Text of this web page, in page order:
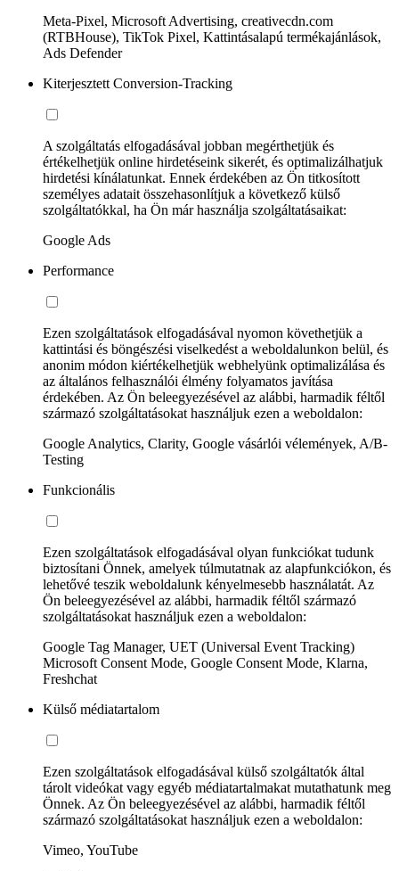
Meta-Pixel, Microsoft Advertising, creativecdn.com
(RTBHouse), TikTok Pixel, Kattintásalapú termékajánlások,
Ads Defender
Kiterjesztett Conversion-Tracking
A szolgáltatás elfogadásával jobban megérthetjük és
értékelhetjük online hirdetéseink sikerét, és optimalizálhatjuk
hirdetési kínálatunkat. Ennek érdekében az Ön titkosított
személyes adatait összehasonlítjuk a következő külső
szolgáltatókkal, ha Ön már használja szolgáltatásaikat:
Google Ads
Performance
Ezen szolgáltatások elfogadásával nyomon követhetjük a
kattintási és böngészési viselkedést a weboldalunkon belül, és
anonim módon kiértékelhetjük webhelyünk optimalizálása és
az általános felhasználói élmény folyamatos javítása
érdekében. Az Ön beleegyezésével az alábbi, harmadik féltől
származó szolgáltatásokat használjuk ezen a weboldalon:
Google Analytics, Clarity, Google vásárlói vélemények, A/B-
Testing
Funkcionális
Ezen szolgáltatások elfogadásával olyan funkciókat tudunk
biztosítani Önnek, amelyek túlmutatnak az alapfunkciókon, és
lehetővé teszik weboldalunk kényelmesebb használatát. Az
Ön beleegyezésével az alábbi, harmadik féltől származó
szolgáltatásokat használjuk ezen a weboldalon:
Google Tag Manager, UET (Universal Event Tracking)
Microsoft Consent Mode, Google Consent Mode, Klarna,
Freshchat
Külső médiatartalom
Ezen szolgáltatások elfogadásával külső szolgáltatók által
tárolt videókat vagy egyéb médiatartalmakat mutathatunk meg
Önnek. Az Ön beleegyezésével az alábbi, harmadik féltől
származó szolgáltatásokat használjuk ezen a weboldalon:
Vimeo, YouTube